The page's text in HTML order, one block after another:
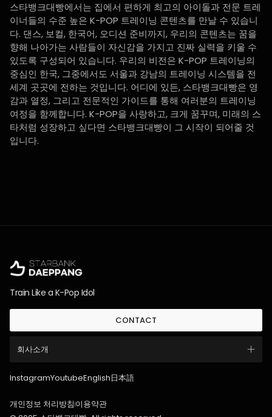
스타뱅크대빵에서는 집에서 편하게 최고의 아이돌과 전문 트레
이너들의 수준 높은 K-POP 트레이닝 콘텐츠를 만날 수 있습니
다. 댄스, 보컬, 한국어, 오디션 준비까지, 우리의 콘텐츠는 꿈을
향해 나아가는 사람들이 자신감을 가지고 진짜 실력을 키울 수
있도록 구성되어 있습니다. 우리의 비전은 K-POP 트레이닝의
중심인 한국, 그중에서도 서울과 강남의 트레이닝 시스템을 전
세계 곳곳에 전하는 것입니다. 어디에 있든, 스타뱅크대빵은 영
감과 열정, 그리고 전문적인 가이드를 통해 여러분의 트레이닝
여정을 함께합니다. K-POP을 사랑하고, 크게 꿈꾸며, 미래의 스
타처럼 성장하고 싶다면 스타뱅크대빵이 그 시작이 되어줄 것
입니다.
Train Like a K-Pop Idol
CONTACT
회사소개
InstagramYoutubeEnglish日本語
개인정보 처리방침 이용약관